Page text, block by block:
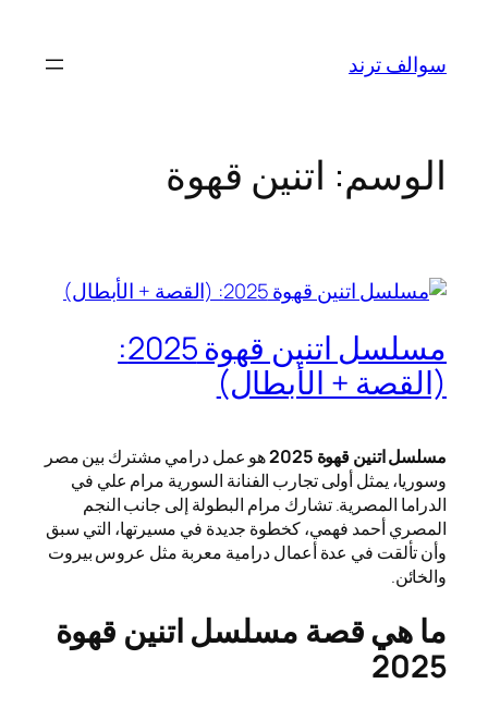
المحتوى
سوالف ترند
الوسم: اتنين قهوة
مسلسل اتنين قهوة 2025:
(القصة + الأبطال)
مسلسل اتنين قهوة 2025
هو عمل درامي مشترك بين مصر
وسوريا، يمثل أولى تجارب الفنانة السورية مرام علي في
الدراما المصرية. تشارك مرام البطولة إلى جانب النجم
المصري أحمد فهمي، كخطوة جديدة في مسيرتها، التي سبق
وأن تألقت في عدة أعمال درامية معربة مثل عروس بيروت
والخائن.
ما هي قصة مسلسل اتنين قهوة
2025